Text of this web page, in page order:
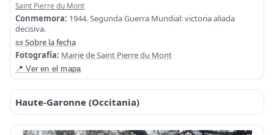
Saint Pierre du Mont
Conmemora: 1944. Segunda Guerra Mundial: victoria aliada
decisiva.
📜 Sobre la fecha
Fotografía: Mairie de Saint Pierre du Mont
📍 Ver en el mapa
Haute-Garonne (Occitania)